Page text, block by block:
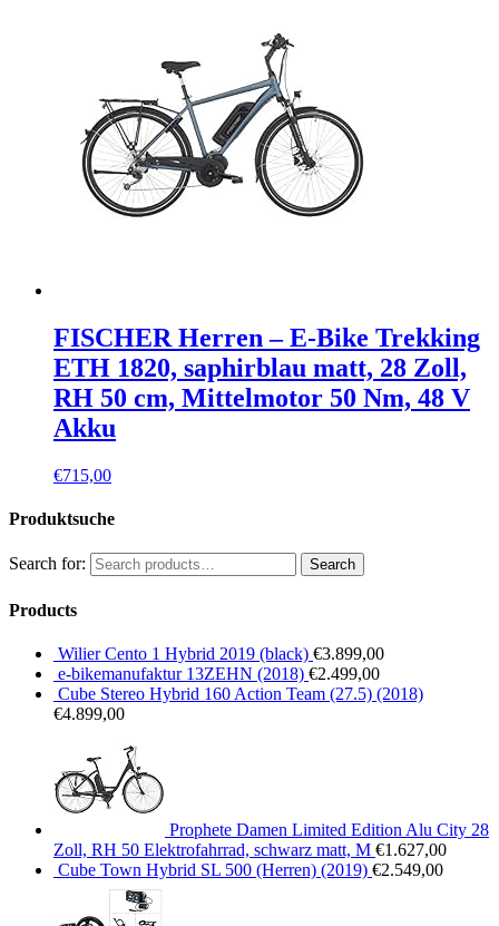
FISCHER Herren – E-Bike Trekking
ETH 1820, saphirblau matt, 28 Zoll,
RH 50 cm, Mittelmotor 50 Nm, 48 V
Akku
€715,00
Produktsuche
Search for: Search
Products
Wilier Cento 1 Hybrid 2019 (black) €3.899,00
e-bikemanufaktur 13ZEHN (2018) €2.499,00
Cube Stereo Hybrid 160 Action Team (27.5) (2018)
€4.899,00
Prophete Damen Limited Edition Alu City 28
Zoll, RH 50 Elektrofahrrad, schwarz matt, M €1.627,00
Cube Town Hybrid SL 500 (Herren) (2019) €2.549,00